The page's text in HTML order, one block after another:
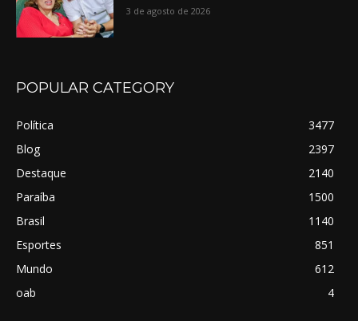
3 de agosto de 2026
POPULAR CATEGORY
Política
3477
Blog
2397
Destaque
2140
Paraíba
1500
Brasil
1140
Esportes
851
Mundo
612
oab
4